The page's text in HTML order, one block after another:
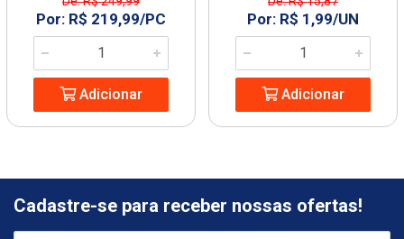
Por: R$ 219,99/PC
Adicionar
Por: R$ 1,99/UN
Adicionar
Cadastre-se para receber nossas ofertas!